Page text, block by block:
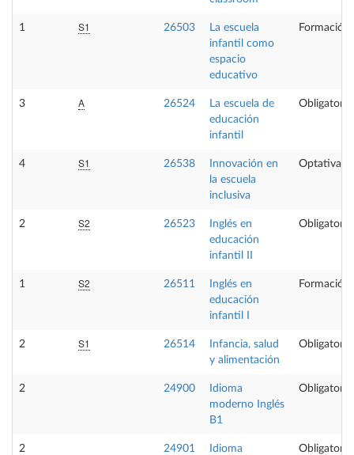
1 S1 26503
La escuela
infantil como
espacio
educativo
Formación
3 A 26524
La escuela de
educación
infantil
Obligatoria
4 S1 26538
Innovación en
la escuela
inclusiva
Optativa
2 S2 26523
Inglés en
educación
infantil II
Obligatoria
1 S2 26511
Inglés en
educación
infantil I
Formación
2 S1 26514
Infancia, salud
y alimentación
Obligatoria
2 24900
Idioma
moderno Inglés
B1
Obligatoria
2 24901
Idioma
Obligatoria